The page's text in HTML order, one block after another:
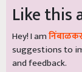
Like this
Hey! I am
suggestions to
and feedback.